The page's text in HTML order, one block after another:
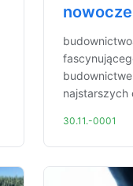
najstarszych
30.11.-0001